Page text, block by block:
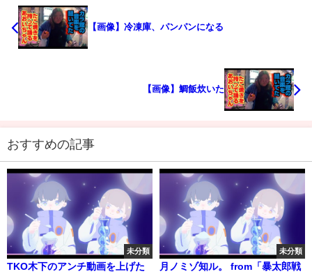
【画像】冷凍庫、パンパンになる
【画像】鯛飯炊いた
おすすめの記事
未分類
TKO木下のアンチ動画を上げた
未分類
月ノミゾ知ル。 from「暴太郎戦